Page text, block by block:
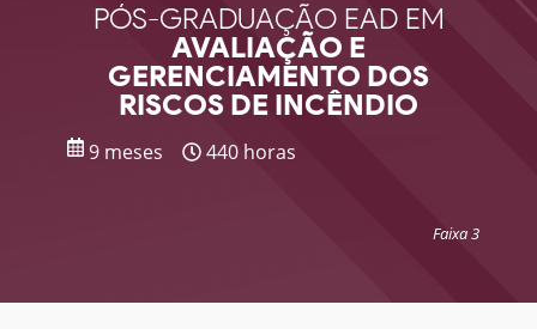
PÓS-GRADUAÇÃO EAD EM
AVALIAÇÃO E
GERENCIAMENTO DOS
RISCOS DE INCÊNDIO
9 meses 440 horas
Faixa 3